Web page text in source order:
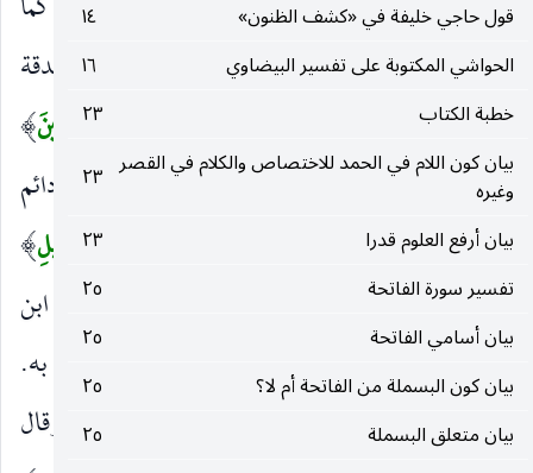
قول حاجي خليفة في «كشف الظنون»
١٤
الحواشي المكتوبة على تفسير البيضاوي
١٦
خطبة الكتاب
٢٣
بيان كون اللام في الحمد للاختصاص والكلام في القصر
وغيره
٢٣
بيان أرفع العلوم قدرا
٢٣
تفسير سورة الفاتحة
٢٥
بيان أسامي الفاتحة
٢٥
بيان كون البسملة من الفاتحة أم لا؟
٢٥
بيان متعلق البسملة
٢٥
قال عليه الصلاة والسلام «صدقتك على المسكين صدقة
وعلى ذوي رحمك اثنتان ، صدقة وصلة».
وَالْمَساكِينَ)
جمع المسكين وهو الذي أسكنته الخلة ، وأصله دائم
السكون كالمسكير للدائم السكر.
وَابْنَ السَّبِيلِ)
المسافر ، سمي به لملازمته السبيل كما سمي القاطع ابن
الطريق. وقيل الضيف لأن السبيل يرعف به.
(وَالسَّائِلِينَ الذين ألجأتهم الحاجة إلى السؤال ، وقال